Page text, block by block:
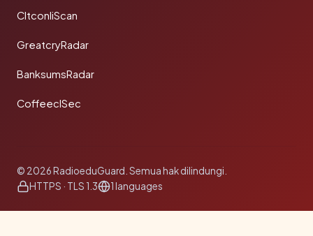
CltconliScan
GreatcryRadar
BanksumsRadar
CoffeeclSec
© 2026 RadioeduGuard. Semua hak dilindungi.
HTTPS · TLS 1.3
1 languages